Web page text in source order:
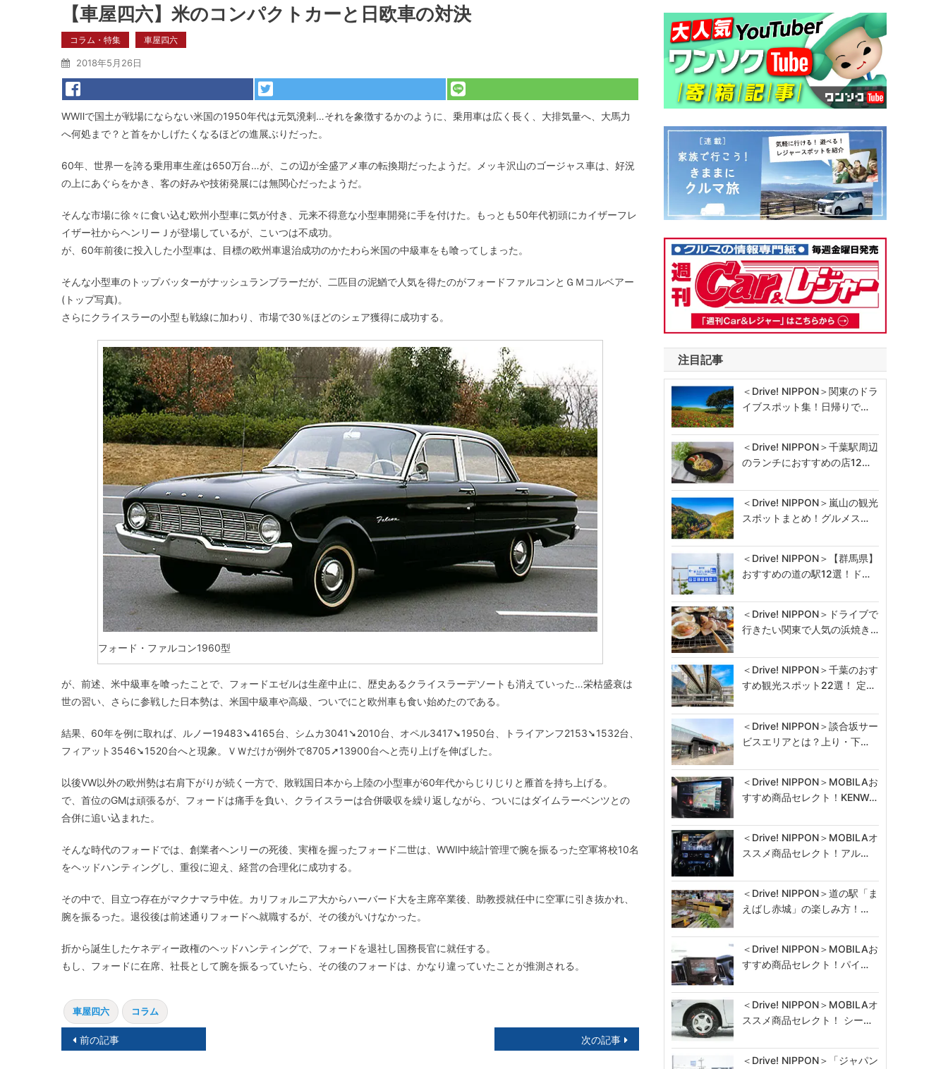
【車屋四六】米のコンパクトカーと日欧車の対決
コラム・特集 車屋四六
2018年5月26日
WWⅡで国土が戦場にならない米国の1950年代は元気溌剌…それを象徴するかのように、乗用車は広く長く、大排気量へ、大馬力
へ何処まで？と首をかしげたくなるほどの進展ぶりだった。
60年、世界一を誇る乗用車生産は650万台…が、この辺が全盛アメ車の転換期だったようだ。メッキ沢山のゴージャス車は、好況
の上にあぐらをかき、客の好みや技術発展には無関心だったようだ。
そんな市場に徐々に食い込む欧州小型車に気が付き、元来不得意な小型車開発に手を付けた。もっとも50年代初頭にカイザーフレ
イザー社からヘンリーＪが登場しているが、こいつは不成功。
が、60年前後に投入した小型車は、目標の欧州車退治成功のかたわら米国の中級車をも喰ってしまった。
そんな小型車のトップバッターがナッシュランブラーだが、二匹目の泥鰌で人気を得たのがフォードファルコンとＧＭコルベアー
(トップ写真)。
さらにクライスラーの小型も戦線に加わり、市場で30％ほどのシェア獲得に成功する。
フォード・ファルコン1960型
が、前述、米中級車を喰ったことで、フォードエゼルは生産中止に、歴史あるクライスラーデソートも消えていった…栄枯盛衰は
世の習い、さらに参戦した日本勢は、米国中級車や高級、ついでにと欧州車も食い始めたのである。
結果、60年を例に取れば、ルノー19483➘4165台、シムカ3041➘2010台、オペル3417➘1950台、トライアンフ2153➘1532台、
フィアット3546➘1520台へと現象。ＶＷだけが例外で8705➚13900台へと売り上げを伸ばした。
以後VW以外の欧州勢は右肩下がりが続く一方で、敗戦国日本から上陸の小型車が60年代からじりじりと雁首を持ち上げる。
で、首位のGMは頑張るが、フォードは痛手を負い、クライスラーは合併吸収を繰り返しながら、ついにはダイムラーベンツとの
合併に追い込まれた。
そんな時代のフォードでは、創業者ヘンリーの死後、実権を握ったフォード二世は、WWⅡ中統計管理で腕を振るった空軍将校10名
をヘッドハンティングし、重役に迎え、経営の合理化に成功する。
その中で、目立つ存在がマクナマラ中佐。カリフォルニア大からハーバード大を主席卒業後、助教授就任中に空軍に引き抜かれ、
腕を振るった。退役後は前述通りフォードへ就職するが、その後がいけなかった。
折から誕生したケネディー政権のヘッドハンティングで、フォードを退社し国務長官に就任する。
もし、フォードに在席、社長として腕を振るっていたら、その後のフォードは、かなり違っていたことが推測される。
車屋四六 コラム
投前の記事 次の記事
注目記事
＜Drive! NIPPON＞関東のドラ
イブスポット集！日帰りで…
＜Drive! NIPPON＞千葉駅周辺
のランチにおすすめの店12…
＜Drive! NIPPON＞嵐山の観光
スポットまとめ！グルメス…
＜Drive! NIPPON＞【群馬県】
おすすめの道の駅12選！ド…
＜Drive! NIPPON＞ドライブで
行きたい関東で人気の浜焼き…
＜Drive! NIPPON＞千葉のおす
すめ観光スポット22選！ 定…
＜Drive! NIPPON＞談合坂サー
ビスエリアとは？上り・下…
＜Drive! NIPPON＞MOBILAお
すすめ商品セレクト！KENW…
＜Drive! NIPPON＞MOBILAオ
ススメ商品セレクト！アル…
＜Drive! NIPPON＞道の駅「ま
えばし赤城」の楽しみ方！…
＜Drive! NIPPON＞MOBILAお
すすめ商品セレクト！パイ…
＜Drive! NIPPON＞MOBILAオ
ススメ商品セレクト！ シー…
＜Drive! NIPPON＞「ジャパン